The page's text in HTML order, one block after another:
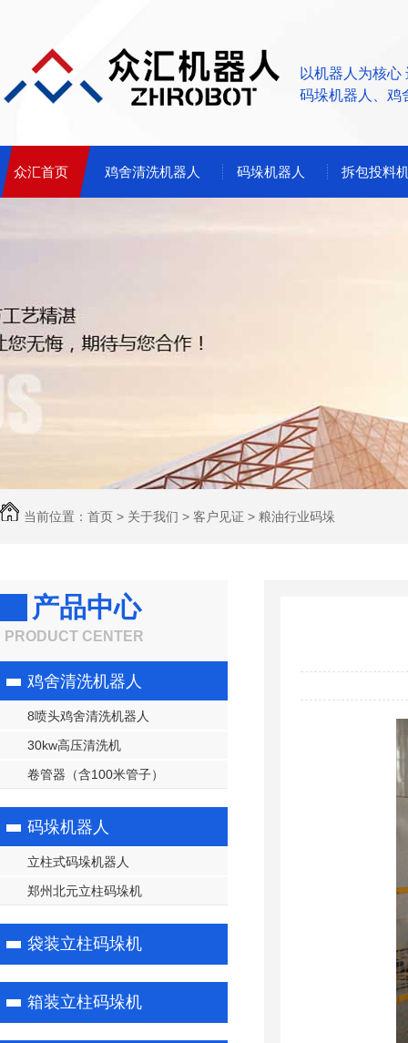
以机器人为核心
码垛机器人、鸡
众汇首页 鸡舍清洗机器人 码垛机器人 拆包投料
当前位置： 首页 > 关于我们 > 客户见证 > 粮油行业码垛
产品中心
PRODUCT CENTER
鸡舍清洗机器人
8喷头鸡舍清洗机器人
30kw高压清洗机
卷管器（含100米管子）
码垛机器人
立柱式码垛机器人
郑州北元立柱码垛机
袋装立柱码垛机
箱装立柱码垛机